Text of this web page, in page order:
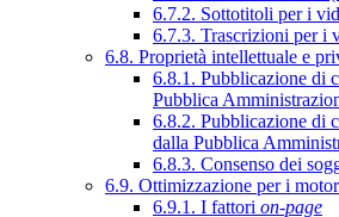
6.7.2. Sottotitoli per i
6.7.3. Trascrizioni per i
6.8. Proprietà intellettuale e
6.8.1. Pubblicazione di
Pubblica
6.8.2. Pubblicazione di
dalla Pubblica
6.8.3. Consenso dei
6.9. Ottimizzazione per i
6.9.1. I fattori on-page